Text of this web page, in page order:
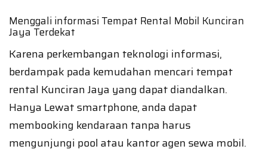
Menggali informasi Tempat Rental Mobil Kunciran
Jaya Terdekat
Karena perkembangan teknologi informasi,
berdampak pada kemudahan mencari tempat
rental Kunciran Jaya yang dapat diandalkan.
Hanya Lewat smartphone, anda dapat
membooking kendaraan tanpa harus
mengunjungi pool atau kantor agen sewa mobil.